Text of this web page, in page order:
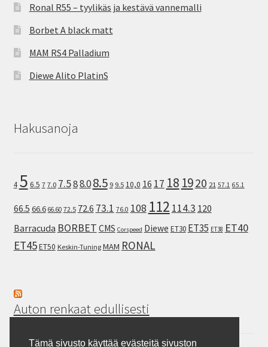
Ronal R55 – tyylikäs ja kestävä vannemalli
Borbet A black matt
MAM RS4 Palladium
Diewe Alito PlatinS
Hakusanoja
4 5 6.5 7 7.0 7.588.08.5 9 9.5 10,0 16 17 18 1920 21 57.1 65.1
66.5 66.6 66.60 72.5 72.6 73.1 76.0 108 112 114.3 120
Barracuda BORBET CMS Corspeed Diewe ET30 ET35 ET38 ET40
ET45ET50 Keskin-Tuning MAM RONAL
Auton renkaat edullisesti
Tämä sivusto käyttää evästeitä sivuston